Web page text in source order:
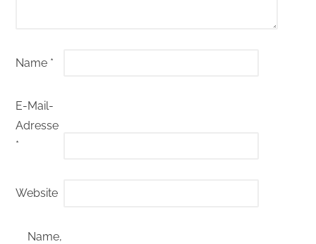
Name *
E-Mail-
Adresse
*
Website
Name,